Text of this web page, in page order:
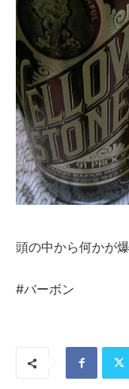
頭の中から何かが
#バーボン